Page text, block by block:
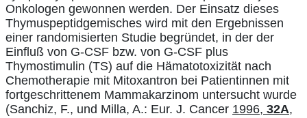
Onkologen gewonnen werden. Der Einsatz dieses
Thymuspeptidgemisches wird mit den Ergebnissen
einer randomisierten Studie begründet, in der der
Einfluß von G-CSF bzw. von G-CSF plus
Thymostimulin (TS) auf die Hämatotoxizität nach
Chemotherapie mit Mitoxantron bei Patientinnen mit
fortgeschrittenem Mammakarzinom untersucht wurde
(Sanchiz, F., und Milla, A.: Eur. J. Cancer 1996, 32A,